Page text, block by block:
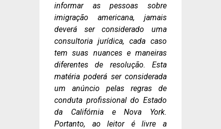
informar as pessoas sobre
imigração americana, jamais
deverá ser considerado uma
consultoria jurídica, cada caso
tem suas nuances e maneiras
diferentes de resolução. Esta
matéria poderá ser considerada
um anúncio pelas regras de
conduta profissional do Estado
da Califórnia e Nova York.
Portanto, ao leitor é livre a